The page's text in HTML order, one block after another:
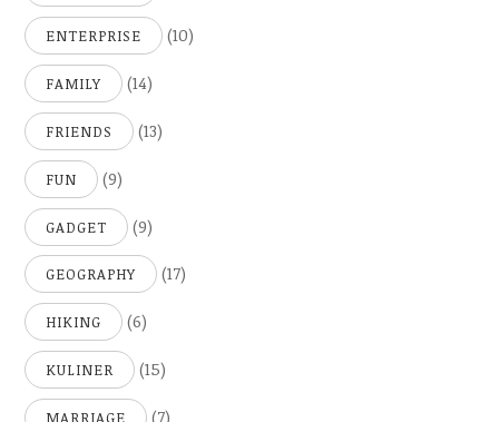
ENTERPRISE (10)
FAMILY (14)
FRIENDS (13)
FUN (9)
GADGET (9)
GEOGRAPHY (17)
HIKING (6)
KULINER (15)
MARRIAGE (7)